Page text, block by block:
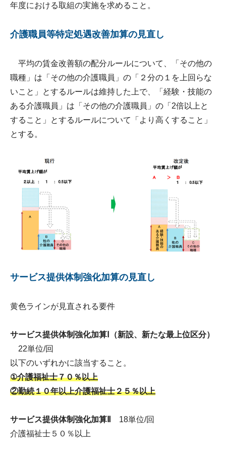
年度における取組の実施を求めること。
介護職員等特定処遇改善加算の見直し
平均の賃金改善額の配分ルールについて、「その他の
職種」は「その他の介護職員」の「２分の１を上回らな
いこと」とするルールは維持した上で、「経験・技能の
ある介護職員」は「その他の介護職員」の「2倍以上と
すること」とするルールについて「より高くすること」
とする。
サービス提供体制強化加算の見直し
黄色ラインが見直される要件
サービス提供体制強化加算Ⅰ
（新設、新たな最上位区分）
22単位/回
以下のいずれかに該当すること。
①介護福祉士７０％以上
②勤続１０年以上介護福祉士２５％以上
サービス提供体制強化加算Ⅱ
18単位/回
介護福祉士５０％以上